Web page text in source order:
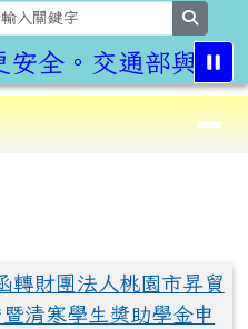
全。交通部與桃
⏸
轉財團法人桃園市昇貿
清寒學生獎助學金申